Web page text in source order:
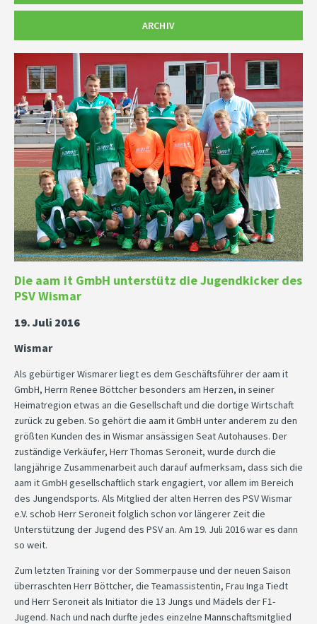
ARCHIV
Die aam it GmbH unterstütz die Jugendkicker des
PSV Wismar
19. Juli 2016
Wismar
Als gebürtiger Wismarer liegt es dem Geschäftsführer der aam it
GmbH, Herrn Renee Böttcher besonders am Herzen, in seiner
Heimatregion etwas an die Gesellschaft und die dortige Wirtschaft
zurück zu geben. So gehört die aam it GmbH unter anderem zu den
größten Kunden des in Wismar ansässigen Seat Autohauses. Der
zuständige Verkäufer, Herr Thomas Seroneit, wurde durch die
langjährige Zusammenarbeit auch darauf aufmerksam, dass sich die
aam it GmbH gesellschaftlich stark engagiert, vor allem im Bereich
des Jungendsports. Als Mitglied der alten Herren des PSV Wismar
e.V. schob Herr Seroneit folglich schon vor längerer Zeit die
Unterstützung der Jugend des PSV an. Am 19. Juli 2016 war es dann
so weit.
Zum letzten Training vor der Sommerpause und der neuen Saison
überraschten Herr Böttcher, die Teamassistentin, Frau Inga Tiedt
und Herr Seroneit als Initiator die 13 Jungs und Mädels der F1-
Jugend. Nach und nach durfte jedes einzelne Mannschaftsmitglied